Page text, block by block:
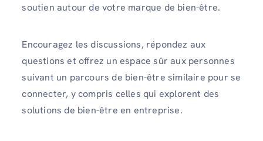
soutien autour de votre marque de bien-être.
Encouragez les discussions, répondez aux
questions et offrez un espace sûr aux personnes
suivant un parcours de bien-être similaire pour se
connecter, y compris celles qui explorent des
solutions de bien-être en entreprise.